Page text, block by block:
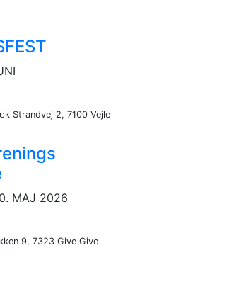
Strandvej 2, 7100 Vejle
MAJ 2026
9, 7323 Give Give